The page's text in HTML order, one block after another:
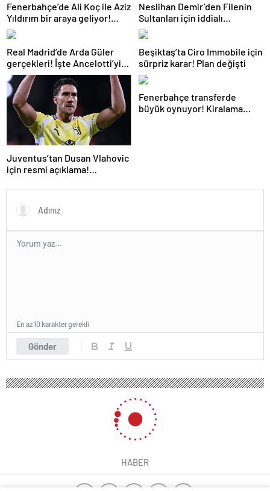
Fenerbahçe’de Ali Koç ile Aziz
Yıldırım bir araya geliyor!
Toplanan imza sayısı ortaya
çıktı
Neslihan Demir’den Filenin
Sultanları için iddialı
açıklama!
Real Madrid’de Arda Güler
gerçekleri! İşte Ancelotti’yi
yol ayrımına götüren
sebepler
Beşiktaş’ta Ciro Immobile için
sürpriz karar! Plan değişti
Juventus’tan Dusan Vlahovic
için resmi açıklama!
Fenerbahçe transferde
büyük oynuyor! Kiralama
Gönder
En az 10 karakter gerekli
HABER